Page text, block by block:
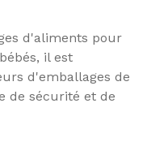
d'aliments pour
il est
d'emballages de
de sécurité et de